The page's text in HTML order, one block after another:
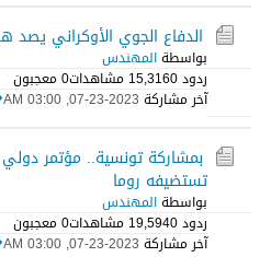
الدفاع الجوي الأوكراني يصد
بواسطةالمهندس
ردود 0 15,316 مشاهدات
0 معجبون
آخر مشاركة 07-23-2023, 03:00 AM
بمشاركة تونسية.. مؤتمر
تستضيفه روما
بواسطةالمهندس
ردود 0 19,594 مشاهدات
0 معجبون
آخر مشاركة 07-23-2023, 03:00 AM